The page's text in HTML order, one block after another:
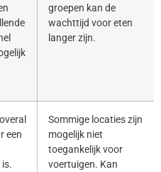
groepen kan de
wachttijd voor eten
langer zijn.
een
Sommige locaties zijn
mogelijk niet
toegankelijk voor
voertuigen. Kan